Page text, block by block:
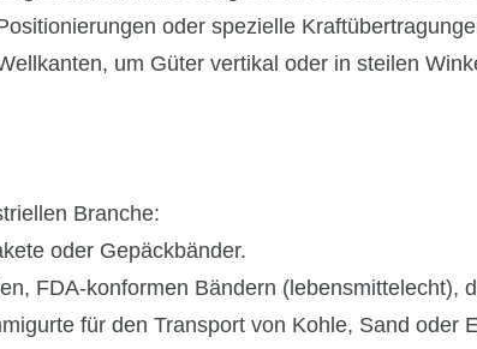
oder spezielle
um Güter vertikal oder in steilen
Branche:
oder Gepäckbänder.
FDA-konformen Bändern (lebensmittelecht),
für den Transport von Kohle, Sand oder